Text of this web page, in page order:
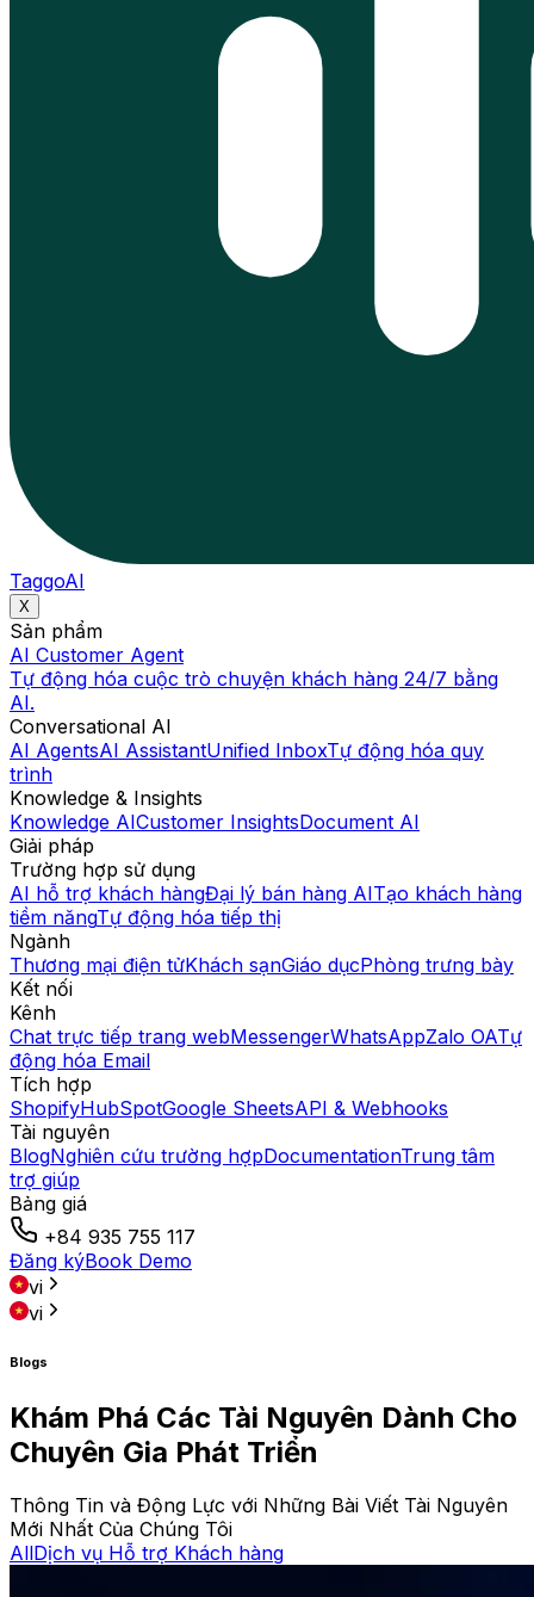
TaggoAI
X
Sản phẩm
AI Customer Agent
Tự động hóa cuộc trò chuyện khách hàng 24/7 bằng
AI.
Conversational AI
AI AgentsAI AssistantUnified InboxTự động hóa quy
trình
Knowledge & Insights
Knowledge AICustomer InsightsDocument AI
Giải pháp
Trường hợp sử dụng
AI hỗ trợ khách hàngĐại lý bán hàng AITạo khách hàng
tiềm năngTự động hóa tiếp thị
Ngành
Thương mại điện tửKhách sạnGiáo dụcPhòng trưng bày
Kết nối
Kênh
Chat trực tiếp trang webMessengerWhatsAppZalo OATự
động hóa Email
Tích hợp
ShopifyHubSpotGoogle SheetsAPI & Webhooks
Tài nguyên
BlogNghiên cứu trường hợpDocumentationTrung tâm
trợ giúp
Bảng giá
+84 935 755 117
Đăng kýBook Demo
vi
vi
Blogs
Khám Phá Các Tài Nguyên Dành Cho
Chuyên Gia Phát Triển
Thông Tin và Động Lực với Những Bài Viết Tài Nguyên
Mới Nhất Của Chúng Tôi
AllDịch vụ Hỗ trợ Khách hàng